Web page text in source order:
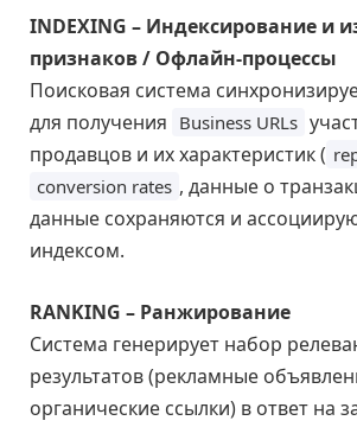
INDEXING – Индексирование и
признаков / Офлайн-процессы
Поисковая система
для получения Business URLs
продавцов и их характеристик (
conversion rates , данные о
данные сохраняются и
индексом.
RANKING – Ранжирование
Система генерирует набор
результатов (рекламные
органические ссылки) в ответ на